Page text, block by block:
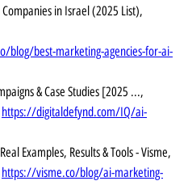
in Israel (2025 List),
blog/best-marketing-agencies-for-ai-
& Case Studies [2025 ...,
https://digitaldefynd.com/IQ/ai-
Examples, Results & Tools - Visme,
https://visme.co/blog/ai-marketing-